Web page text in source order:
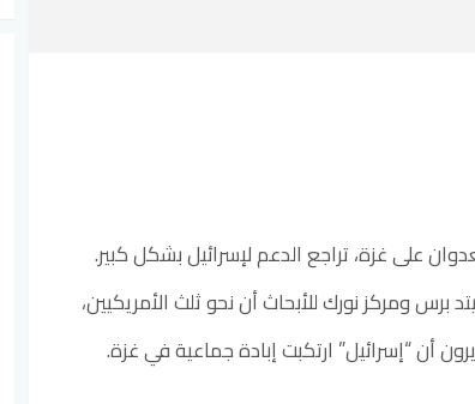
على غزة، تراجع الدعم لإسرائيل بشكل كبير.
ومركز نورك للأبحاث أن نحو ثلث الأمريكيين،
أن “إسرائيل” ارتكبت إبادة جماعية في غزة.